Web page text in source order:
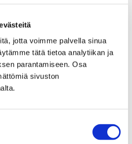
jotta voimme palvella sinua
tätä tietoa analytiikan ja
parantamiseen. Osa
sivuston
Lounaskahvila Helmi
Helmi